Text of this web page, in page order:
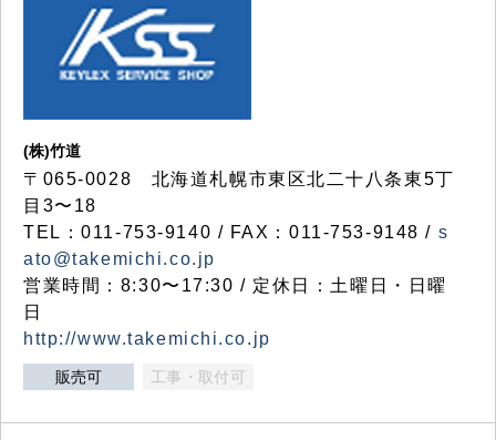
(株)竹道
〒065-0028 北海道札幌市東区北二十八条東5丁
目3〜18
TEL：011-753-9140 / FAX：011-753-9148 / s
ato@takemichi.co.jp
営業時間：8:30〜17:30 / 定休日：土曜日・日曜
日
http://www.takemichi.co.jp
販売可 工事・取付可